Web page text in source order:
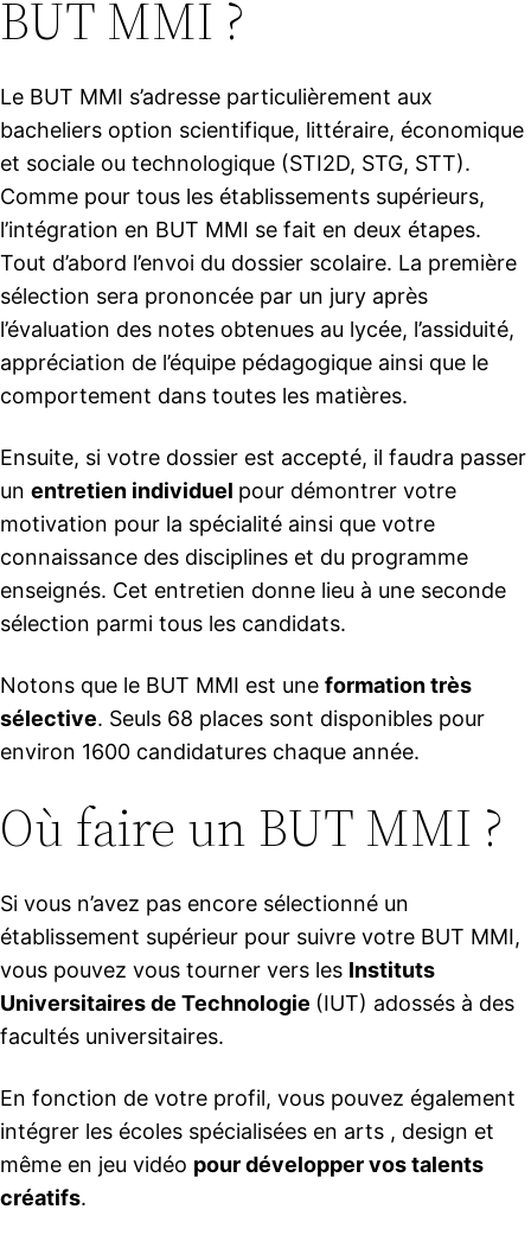
BUT MMI ?
Le BUT MMI s’adresse particulièrement aux
bacheliers option scientifique, littéraire, économique
et sociale ou technologique (STI2D, STG, STT).
Comme pour tous les établissements supérieurs,
l’intégration en BUT MMI se fait en deux étapes.
Tout d’abord l’envoi du dossier scolaire. La première
sélection sera prononcée par un jury après
l’évaluation des notes obtenues au lycée, l’assiduité,
appréciation de l’équipe pédagogique ainsi que le
comportement dans toutes les matières.
Ensuite, si votre dossier est accepté, il faudra passer
un entretien individuel pour démontrer votre
motivation pour la spécialité ainsi que votre
connaissance des disciplines et du programme
enseignés. Cet entretien donne lieu à une seconde
sélection parmi tous les candidats.
Notons que le BUT MMI est une formation très
sélective. Seuls 68 places sont disponibles pour
environ 1600 candidatures chaque année.
Où faire un BUT MMI ?
Si vous n’avez pas encore sélectionné un
établissement supérieur pour suivre votre BUT MMI,
vous pouvez vous tourner vers les Instituts
Universitaires de Technologie (IUT) adossés à des
facultés universitaires.
En fonction de votre profil, vous pouvez également
intégrer les écoles spécialisées en arts , design et
même en jeu vidéo pour développer vos talents
créatifs.